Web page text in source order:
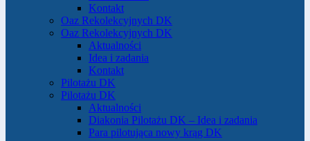
Kontakt
Oaz Rekolekcyjnych DK
Oaz Rekolekcyjnych DK
Aktualności
Idea i zadania
Kontakt
Pilotażu DK
Pilotażu DK
Aktualności
Diakonia Pilotażu DK – Idea i zadania
Para pilotująca nowy krąg DK